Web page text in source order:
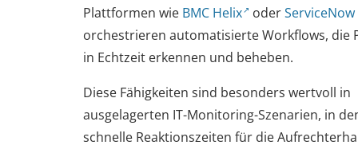
Plattformen wie BMC Helix oderServiceNow
orchestrieren automatisierte Workflows, die
in Echtzeit erkennen und beheben.
Diese Fähigkeiten sind besonders wertvoll in
ausgelagerten IT-Monitoring-Szenarien, in
schnelle Reaktionszeiten für die